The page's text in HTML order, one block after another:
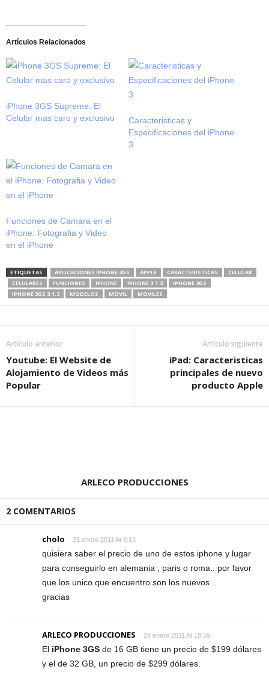
Artículos Relacionados
iPhone 3GS Supreme: El
Celular mas caro y exclusivo
Caracteristicas y
Especificaciones del iPhone
3
Funciones de Camara en el
iPhone: Fotografia y Video
en el iPhone
ETIQUETAS APLICACIONES IPHONE 3GS APPLE CARACTERISTICAS
CELULAR
CELULARES
FUNCIONES IPHONE IPHONE 3.1.3
IPHONE 3GS
IPHONE 3GS 3.1.3
MODELOS MOVIL MOVILES
Artículo anterior
Youtube: El Website de
Alojamiento de Videos más
Popular
Artículo siguiente
iPad: Caracteristicas
principales de nuevo
producto Apple
ARLECO PRODUCCIONES
2 COMENTARIOS
cholo 21 enero 2011 At 6:13
quisiera saber el precio de uno de estos iphone y lugar
para conseguirlo en alemania , paris o roma.. por favor
que los unico que encuentro son los nuevos ..
gracias
ARLECO PRODUCCIONES 24 enero 2011 At 18:59
El iPhone 3GS de 16 GB tiene un precio de $199 dólares
y el de 32 GB, un precio de $299 dólares.